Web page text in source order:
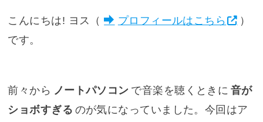
こんにちは! ヨス（ プロフィールはこちら
）
です。
前々から ノートパソコン で音楽を聴くときに 音が
ショボすぎる のが気になっていました。今回はア